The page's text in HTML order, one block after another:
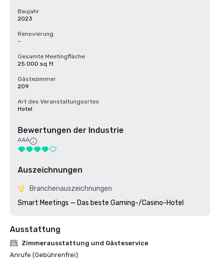
Baujahr
2023
Renovierung
-
Gesamte Meetingfläche
25.000 sq ft
Gästezimmer
209
Art des Veranstaltungsortes
Hotel
Bewertungen der Industrie
AAA
Auszeichnungen
Branchenauszeichnungen
Smart Meetings — Das beste Gaming-/Casino-Hotel
Ausstattung
Zimmerausstattung und Gästeservice
Anrufe (Gebührenfrei)